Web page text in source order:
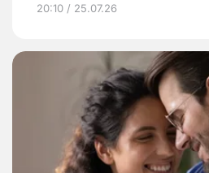
20:10 / 25.07.26